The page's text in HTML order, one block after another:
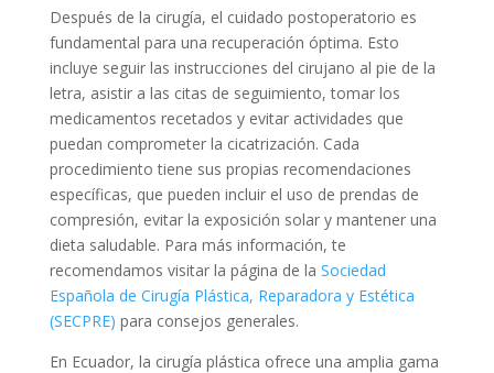
Después de la cirugía, el cuidado postoperatorio es
fundamental para una recuperación óptima. Esto
incluye seguir las instrucciones del cirujano al pie de la
letra, asistir a las citas de seguimiento, tomar los
medicamentos recetados y evitar actividades que
puedan comprometer la cicatrización. Cada
procedimiento tiene sus propias recomendaciones
específicas, que pueden incluir el uso de prendas de
compresión, evitar la exposición solar y mantener una
dieta saludable. Para más información, te
recomendamos visitar la página de la Sociedad
Española de Cirugía Plástica, Reparadora y Estética
(SECPRE) para consejos generales.
En Ecuador, la cirugía plástica ofrece una amplia gama